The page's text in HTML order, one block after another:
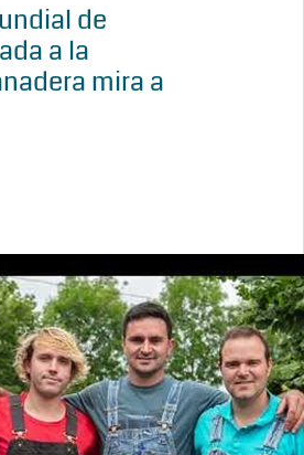
de
a la
mira a